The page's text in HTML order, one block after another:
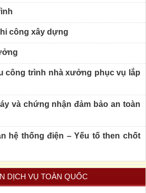
công xây dựng
công trình nhà xưởng phục vụ lắp
và chứng nhận đảm bảo an toàn
hệ thống điện – Yếu tố then chốt
DỊCH VỤ TOÀN QUỐC